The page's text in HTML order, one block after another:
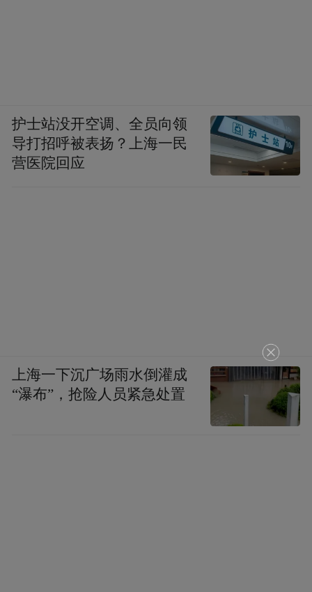
护士站没开空调、全员向领
导打招呼被表扬？上海一民
营医院回应
上海一下沉广场雨水倒灌成
“瀑布”，抢险人员紧急处置